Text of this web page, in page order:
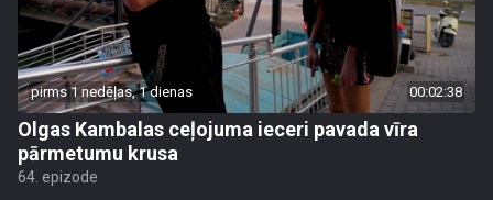
pirms 1 nedēļas, 1 dienas 00:02:38
Olgas Kambalas ceļojuma ieceri pavada vīra
pārmetumu krusa
64. epizode